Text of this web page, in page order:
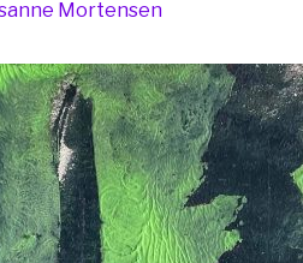
Mortensen